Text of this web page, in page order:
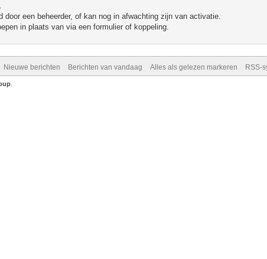
door een beheerder, of kan nog in afwachting zijn van activatie.
in plaats van via een formulier of koppeling.
Nieuwe berichten Berichten van vandaag Alles als gelezen markeren RSS-
.